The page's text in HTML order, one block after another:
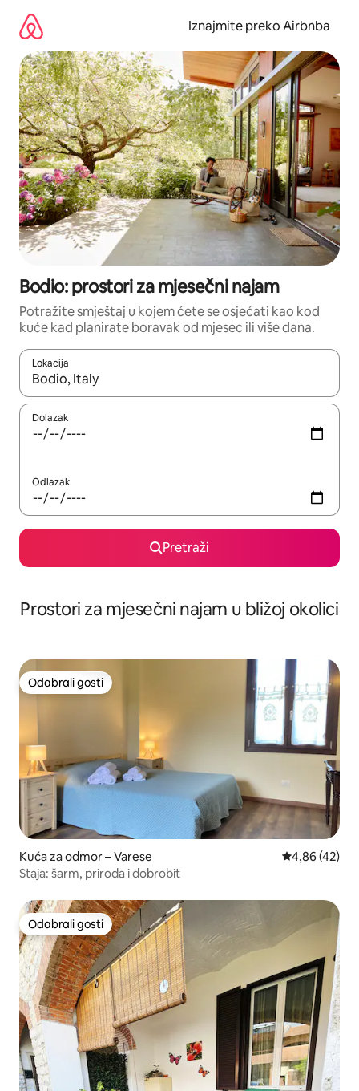
sadržaj
Iznajmite preko Airbnba
Bodio: prostori za mjesečni najam
Potražite smještaj u kojem ćete se osjećati kao kod
kuće kad planirate boravak od mjesec ili više dana.
Lokacija
Kada budu dostupni rezultati, moći ćete ih pregledati
Dolazak
Odlazak
Pretraži
Prostori za mjesečni najam u bližoj okolici
Odabrali gosti
Odabrali gosti
Kuća za odmor – Varese Prosječna
4,86 (42)
Staja: šarm, priroda i dobrobit
Odabrali gosti
Odabrali gosti